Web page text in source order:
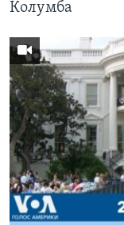
Колумба